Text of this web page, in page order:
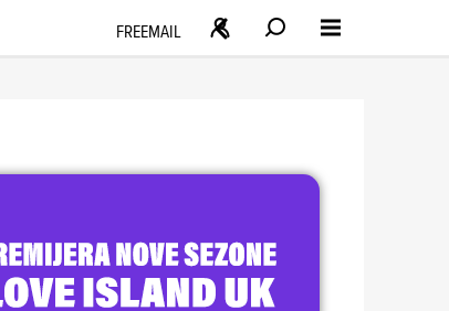
FREEMAIL